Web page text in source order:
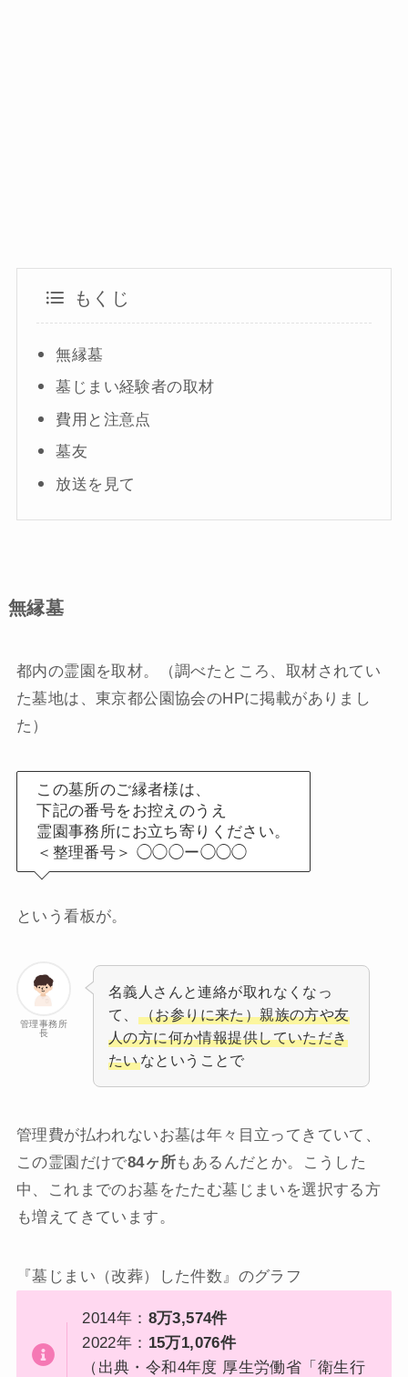
もくじ
無縁墓
墓じまい経験者の取材
費用と注意点
墓友
放送を見て
無縁墓
都内の霊園を取材。（調べたところ、取材されてい
た墓地は、東京都公園協会のHPに掲載がありまし
た）
この墓所のご縁者様は、
下記の番号をお控えのうえ
霊園事務所にお立ち寄りください。
＜整理番号＞ ◯◯◯ー◯◯◯
という看板が。
管理事務所
長
名義人さんと連絡が取れなくなっ
て、
（お参りに来た）親族の方や友
人の方に何か情報提供していただき
たいなということで
管理費が払われないお墓は年々目立ってきていて、
この霊園だけで84ヶ所もあるんだとか。こうした
中、これまでのお墓をたたむ墓じまいを選択する方
も増えてきています。
『墓じまい（改葬）した件数』のグラフ
2014年： 8万3,574件
2022年： 15万1,076件
（出典・令和4年度 厚生労働省「衛生行